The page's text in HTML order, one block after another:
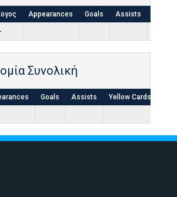
Appearances Goals Assists
-
Συνολική
Goals Assists Yellow Cards